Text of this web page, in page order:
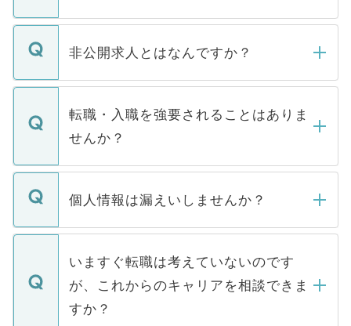
ご登録いただきましたら、弊社担当者がご
登録内容を確認し、その後メールもしくは
ます。通常、5営業日以内にはご連絡をせて
いただきますので、しばらくお待ちくださ
非公開求人とはなんですか？
マイナビDOCTORで取り扱っている求人の
うち約3割は、Webサイトからご覧いただ
けない「非公開求人」です。非公開求人は
下記の理由によって、一般には公開してい
ません。
■応募殺到を避けるため 人気のある医療機
関を公にしてしまうと、応募が殺到する場
に、医療機関が求める条件に合った人材の
みを人材紹介会社に依頼するケースが増え
ています。
転職・入職を強要されることはありま
せんか？
転職・入職を強要することは一切ありませ
ん。また、仮に応募先から内定をいただい
定を承諾する必要はありません。内定先へ
の辞退の連絡はキャリアパートナーが行い
個人情報は漏えいしませんか？
個人情報が漏えいすることはありませんの
で、ご安心ください。当サイトからの登録
などで収集したご登録者様の個人情報は、
ご本人のキャリアアップおよび転職活動の
支援を目的に使用いたします。お預かりし
いますぐ転職は考えていないのです
が、これからのキャリアを相談できま
すか？